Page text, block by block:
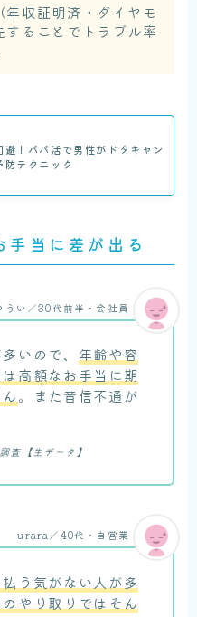
収証明済・ダイヤモ
することでトラブル率
避！パパ活で男性がドタキャン
防テクニック
当に差が出る
いので、 年齢や容
高額なお手当に期
。また音信不通が
査【生データ】
うい／30代前半・会社員
う気がない人が多
やり取りではそん
urara／40代・自営業